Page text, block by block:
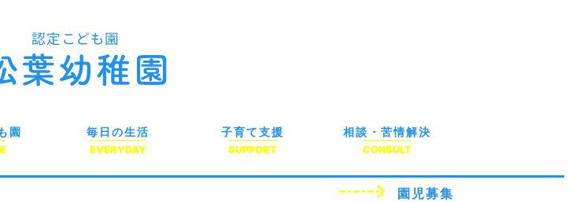
園 毎日の生活
EVERYDAY
子育て支援
SUPPORT
相談・苦情解決
CONSULT
園児募集